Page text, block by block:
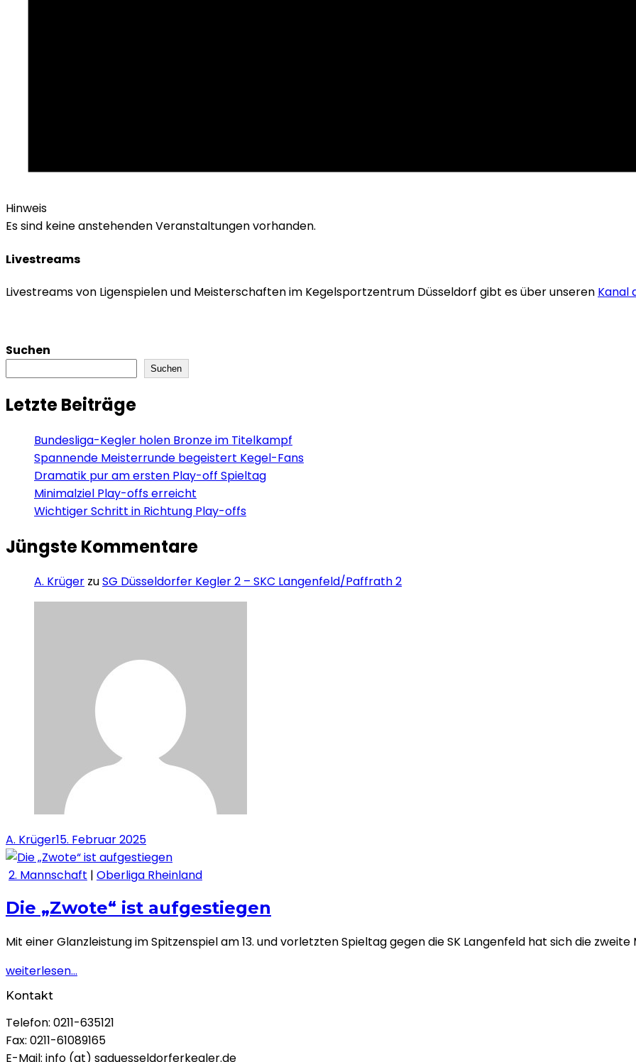
Hinweis
Es sind keine anstehenden Veranstaltungen vorhanden.
Livestreams
Livestreams von Ligenspielen und Meisterschaften im Kegelsportzentrum Düsseldorf gibt es über unseren Kanal
Suchen
Suchen
Letzte Beiträge
Bundesliga-Kegler holen Bronze im Titelkampf
Spannende Meisterrunde begeistert Kegel-Fans
Dramatik pur am ersten Play-off Spieltag
Minimalziel Play-offs erreicht
Wichtiger Schritt in Richtung Play-offs
Jüngste Kommentare
A. Krüger zuSG Düsseldorfer Kegler 2 – SKC Langenfeld/Paffrath 2
A. Krüger15. Februar 2025
2. Mannschaft | Oberliga Rheinland
Die „Zwote“ ist aufgestiegen
Mit einer Glanzleistung im Spitzenspiel am 13. und vorletzten Spieltag gegen die SK Langenfeld hat sich die
weiterlesen...
Kontakt
Telefon: 0211-635121
Fax: 0211-61089165
E-Mail: info (at) sgduesseldorferkegler.de